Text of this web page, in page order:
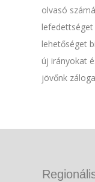
olvasó
lehetőséget
új irányokat
jövőnk